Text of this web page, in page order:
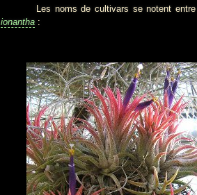
Les noms de cultivars se notent entre
ionantha :